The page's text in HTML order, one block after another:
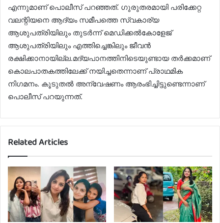
എന്നുമാണ് പൊലീസ് പറഞ്ഞത്. ഗുരുതരമായി പരിക്കേറ്റ
വലന്റിയനെ ആദ്യം സമീപത്തെ സ്വകാര്യ
ആശുപത്രിയിലും തുടർന്ന് മെഡിക്കൽകോളേജ്
ആശുപത്രിയിലും എത്തിച്ചെങ്കിലും ജീവൻ
രക്ഷിക്കാനായില്ല.മദ്യപാനത്തിനിടെയുണ്ടായ തർക്കമാണ്
കൊലപാതകത്തിലേക്ക് നയിച്ചതെന്നാണ് പ്രാഥമിക
നിഗമനം. കൂടുതൽ അന്വേഷണം ആരംഭിച്ചിട്ടുണ്ടെന്നാണ്
പൊലീസ് പറയുന്നത്.
Related Articles